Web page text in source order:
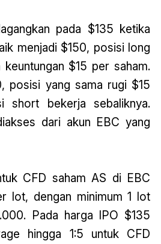
pada $135 ketika
menjadi $150, posisi long
keuntungan $15 per saham.
posisi yang sama rugi $15
short bekerja sebaliknya.
dari akun EBC yang
CFD saham AS di EBC
lot, dengan minimum 1 lot
Pada harga IPO $135
hingga 1:5 untuk CFD